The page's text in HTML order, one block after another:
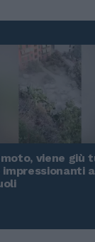
viene giù
impressionanti a